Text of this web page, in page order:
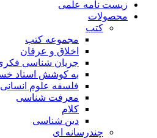
زیست نامه علمی
محصولات
کتب
مجموعه کتب
اخلاق و عرفان
جریان شناسی
به کوشش استاد
فلسفه علوم انسانی
معرفت شناسی
کلام
دین شناسی
چندرسانه ای